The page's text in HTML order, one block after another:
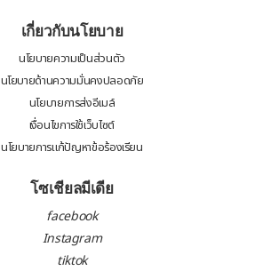
เกี่ยวกับนโยบาย
นโยบายความเป็นส่วนตัว
นโยบายด้านความมั่นคงปลอดภัย
นโยบายการส่งอีเมล์
เงื่อนไขการใช้เว็บไซต์
นโยบายการแก้ปัญหาข้อร้องเรียน
โซเชียลมีเดีย
facebook
Instagram
tiktok